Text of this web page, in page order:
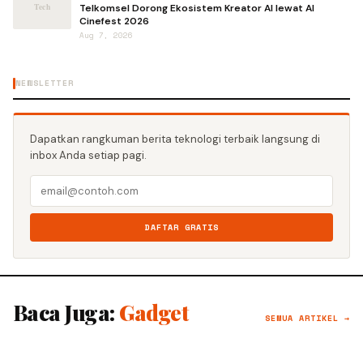
Telkomsel Dorong Ekosistem Kreator AI lewat AI
Cinefest 2026
Aug 7, 2026
NEWSLETTER
Dapatkan rangkuman berita teknologi terbaik langsung di
inbox Anda setiap pagi.
DAFTAR GRATIS
Baca Juga: Gadget SEMUA ARTIKEL →